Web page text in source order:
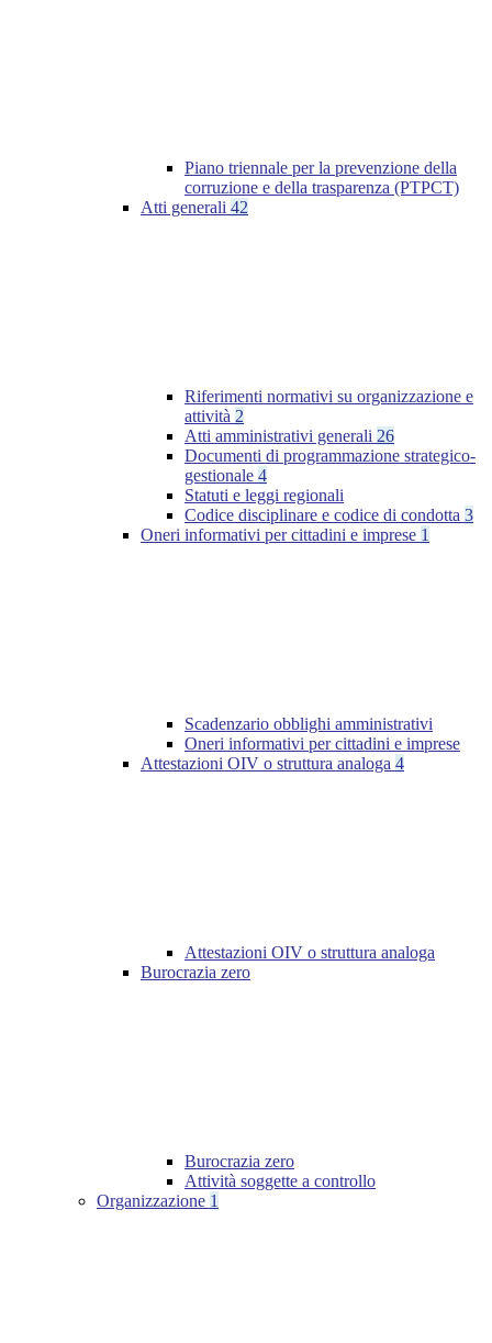
Piano triennale per la prevenzione della
corruzione e della trasparenza (PTPCT)
Atti generali 42
Riferimenti normativi su organizzazione e
attività 2
Atti amministrativi generali 26
Documenti di programmazione strategico-
gestionale 4
Statuti e leggi regionali
Codice disciplinare e codice di condotta 3
Oneri informativi per cittadini e imprese 1
Scadenzario obblighi amministrativi
Oneri informativi per cittadini e imprese
Attestazioni OIV o struttura analoga 4
Attestazioni OIV o struttura analoga
Burocrazia zero
Burocrazia zero
Attività soggette a controllo
Organizzazione 1